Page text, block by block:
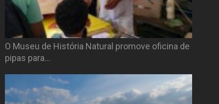
O Museu de História Natural promove oficina de
pipas para…